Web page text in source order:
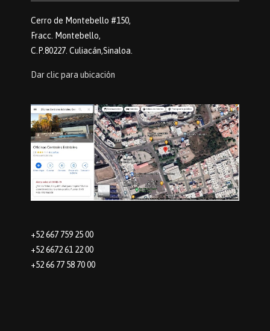
Cerro de Montebello #150,
Fracc. Montebello,
C.P.80227. Culiacán,Sinaloa.
Dar clic para ubicación
+52 667 759 25 00
+52 6672 61 22 00
+52 66 77 58 70 00